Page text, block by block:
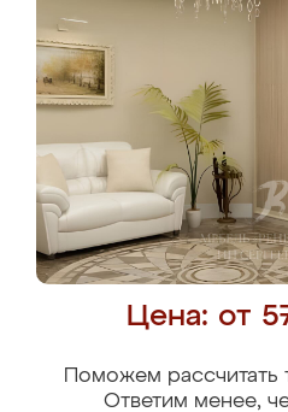
Цена: от
Поможем рассчитать
Ответим менее,